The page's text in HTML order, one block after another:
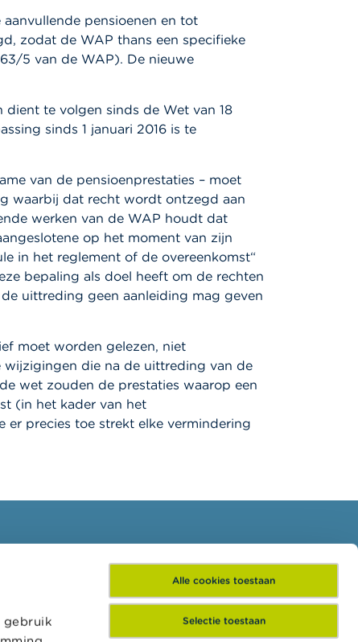
Alle cookies toestaan
Selectie toestaan
pensioenen en tot
zodat de WAP thans een specifieke
5 van de WAP). De nieuwe
te volgen sinds de Wet van 18
sinds 1 januari 2016 is te
van de pensioenprestaties – moet
waarbij dat recht wordt ontzegd aan
werken van de WAP houdt dat
op het moment van zijn
in het reglement of de overeenkomst“
bepaling als doel heeft om de rechten
uittreding geen aanleiding mag geven
moet worden gelezen, niet
die na de uittreding van de
wet zouden de prestaties waarop een
(in het kader van het
precies toe strekt elke vermindering
Schrijf je in voor onze